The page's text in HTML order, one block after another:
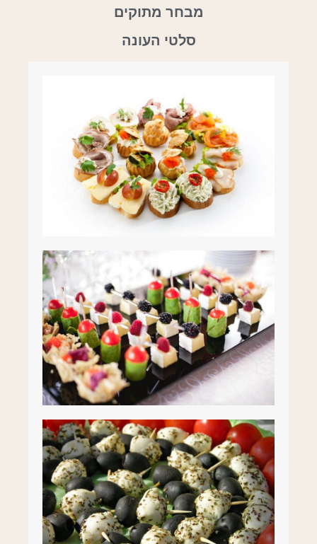
מבחר מתוקים
סלטי העונה